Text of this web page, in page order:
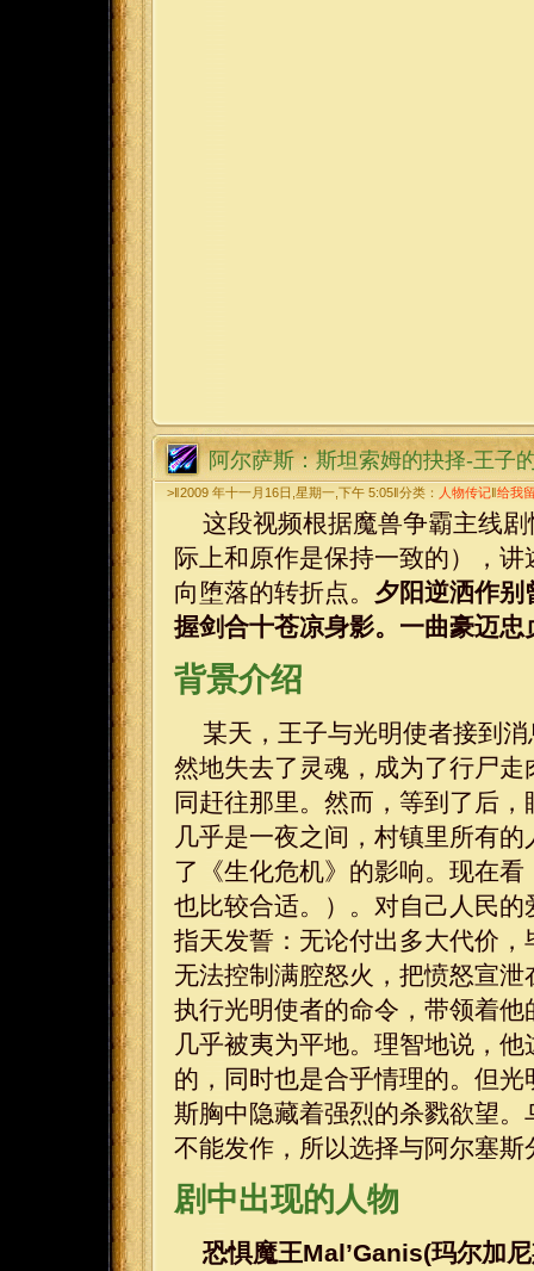
阿尔萨斯：斯坦索姆的抉择-王子
>‖2009 年十一月16日,星期一,下午 5:05‖分类： 人物传记 给我
这段视频根据魔兽争霸主线
际上和原作是保持一致的），
向堕落的转折点。 夕阳逆洒作别
握剑合十苍凉身影。一曲豪迈忠
背景介绍
某天，王子与光明使者接到
然地失去了灵魂，成为了行尸
同赶往那里。然而，等到了后
几乎是一夜之间，村镇里所有
了《生化危机》的影响。现在
也比较合适。）。对自己人民
指天发誓：无论付出多大代价
无法控制满腔怒火，把愤怒宣
执行光明使者的命令，带领着
几乎被夷为平地。理智地说，
的，同时也是合乎情理的。但
斯胸中隐藏着强烈的杀戮欲望
不能发作，所以选择与阿尔塞斯
剧中出现的人物
恐惧魔王Mal’Ganis(玛尔加